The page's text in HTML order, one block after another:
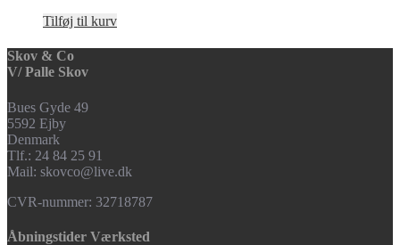
Tilføj til kurv
Skov & Co
V/ Palle Skov
Bues Gyde 49
5592 Ejby
Denmark
Tlf.: 24 84 25 91
Mail: skovco@live.dk
CVR-nummer: 32718787
Åbningstider Værksted